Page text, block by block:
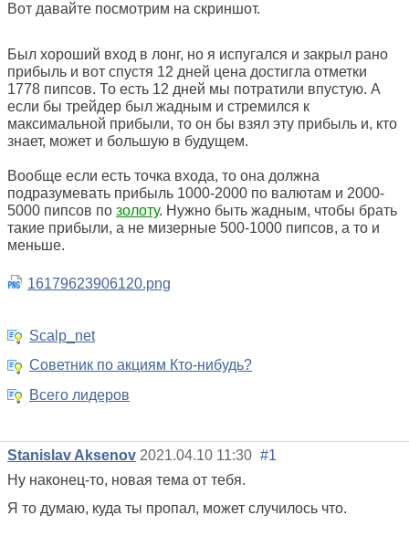
Вот давайте посмотрим на скриншот.
Был хороший вход в лонг, но я испугался и закрыл рано
прибыль и вот спустя 12 дней цена достигла отметки
1778 пипсов. То есть 12 дней мы потратили впустую. А
если бы трейдер был жадным и стремился к
максимальной прибыли, то он бы взял эту прибыль и, кто
знает, может и большую в будущем.
Вообще если есть точка входа, то она должна
подразумевать прибыль 1000-2000 по валютам и 2000-
5000 пипсов по золоту. Нужно быть жадным, чтобы брать
такие прибыли, а не мизерные 500-1000 пипсов, а то и
меньше.
16179623906120.png
Scalp_net
Советник по акциям Кто-нибудь?
Всего лидеров
Stanislav Aksenov 2021.04.10 11:30 #1
Ну наконец-то, новая тема от тебя.
Я то думаю, куда ты пропал, может случилось что.